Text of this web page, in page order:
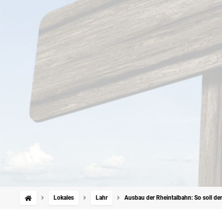
Lokales Lahr Ausbau der Rheintalbahn: So soll